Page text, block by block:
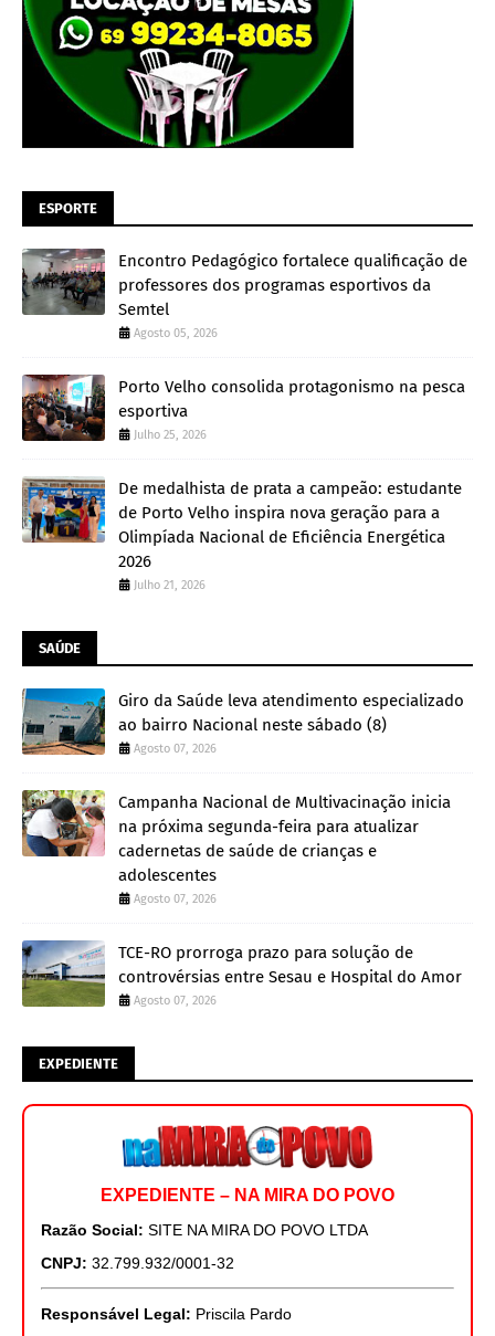
ESPORTE
Encontro Pedagógico fortalece qualificação de
professores dos programas esportivos da
Semtel
Agosto 05, 2026
Porto Velho consolida protagonismo na pesca
esportiva
Julho 25, 2026
De medalhista de prata a campeão: estudante
de Porto Velho inspira nova geração para a
Olimpíada Nacional de Eficiência Energética
2026
Julho 21, 2026
SAÚDE
Giro da Saúde leva atendimento especializado
ao bairro Nacional neste sábado (8)
Agosto 07, 2026
Campanha Nacional de Multivacinação inicia
na próxima segunda-feira para atualizar
cadernetas de saúde de crianças e
adolescentes
Agosto 07, 2026
TCE-RO prorroga prazo para solução de
controvérsias entre Sesau e Hospital do Amor
Agosto 07, 2026
EXPEDIENTE
EXPEDIENTE – NA MIRA DO POVO
Razão Social: SITE NA MIRA DO POVO LTDA
CNPJ: 32.799.932/0001-32
Responsável Legal: Priscila Pardo